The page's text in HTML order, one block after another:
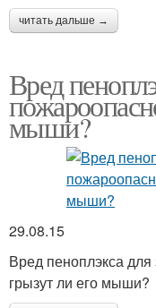
читать дальше →
Вред
мыши?
29.08.15
Вред пеноплэкса
грызут ли его мыши?